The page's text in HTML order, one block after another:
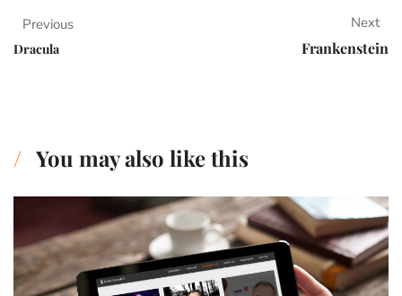
Previous
Dracula
Next
Frankenstein
You may also like this